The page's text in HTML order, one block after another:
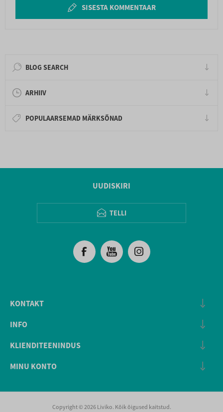
SISESTA KOMMENTAAR
BLOG SEARCH
ARHIIV
POPULAARSEMAD MÄRKSÕNAD
UUDISKIRI
TELLI
KONTAKT
INFO
KLIENDITEENINDUS
MINU KONTO
Copyright © 2026 Liviko. Kõik õigused kaitstud.